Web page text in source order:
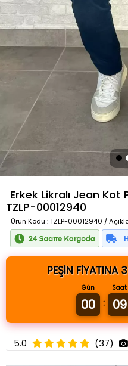
Erkek Likralı Jean Kot
TZLP-00012940
Ürün Kodu : TZLP-00012940 /
PEŞİN FİYATINA
Gün
00 :
Saat
09
5.0 (37)